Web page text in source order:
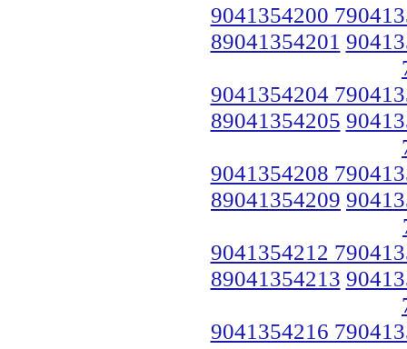
9041354200
89041354201
9041354204
89041354205
9041354208
89041354209
9041354212
89041354213
9041354216